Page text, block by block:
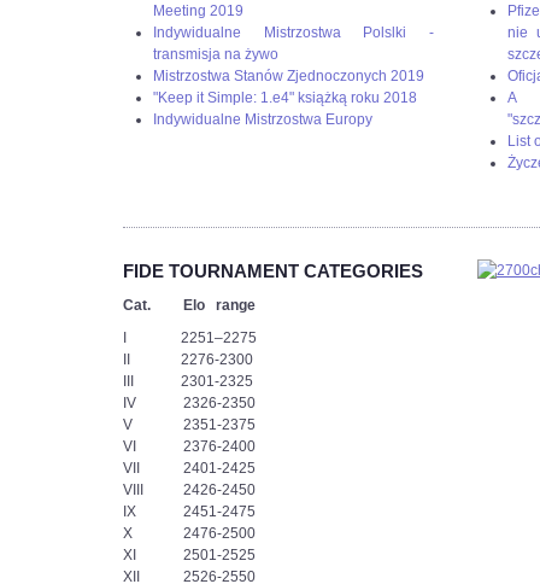
gotowy
podjąć
wyzwanie.
Każdy
„ścieżkę
i
pomylić
się
ani
razu.
Teraz
przed
nami
bój,
z
którego
zwycięsko
wyjdzie
tylko
Meeting 2019
Indywidualne Mistrzostwa Polslki -
transmisja na żywo
Mistrzostwa Stanów Zjednoczonych 2019
"Keep it Simple: 1.e4" książką roku 2018
Indywidualne Mistrzostwa Europy
nie
A
List
FIDE TOURNAMENT CATEGORIES
Cat. Elo range
I 2251–2275
II 2276-2300
III 2301-2325
IV 2326-2350
V 2351-2375
VI 2376-2400
VII 2401-2425
VIII 2426-2450
IX 2451-2475
X 2476-2500
XI 2501-2525
XII 2526-2550